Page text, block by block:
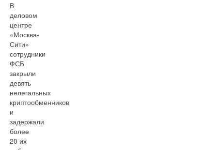
В
деловом
центре
«Москва-
Сити»
сотрудники
ФСБ
закрыли
девять
нелегальных
криптообменников
и
задержали
более
20 их